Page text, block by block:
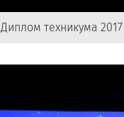
Диплом техникума 2017